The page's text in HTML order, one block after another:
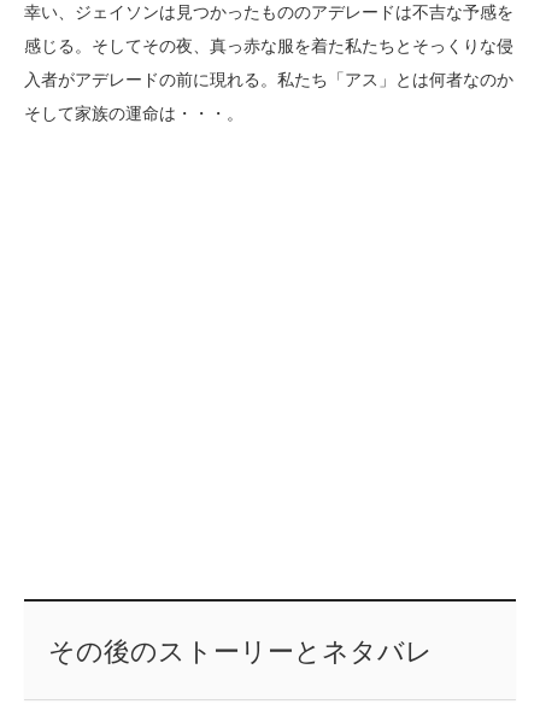
幸い、ジェイソンは見つかったもののアデレードは不吉な予感を
感じる。そしてその夜、真っ赤な服を着た私たちとそっくりな侵
入者がアデレードの前に現れる。私たち「アス」とは何者なのか
そして家族の運命は・・・。
その後のストーリーとネタバレ